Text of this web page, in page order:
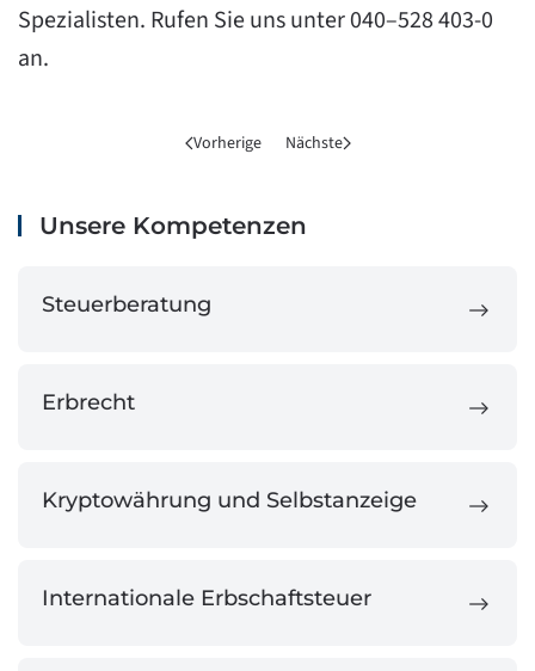
Spezialisten. Rufen Sie uns unter 040–528 403-0
an.
Vorherige Nächste
Unsere Kompetenzen
Steuerberatung
Erbrecht
Kryptowährung und Selbstanzeige
Internationale Erbschaftsteuer